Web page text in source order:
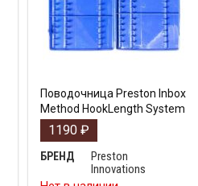
Поводочница Preston Inbox
Method HookLength System
1190 ₽
БРЕНД
Preston
Innovations